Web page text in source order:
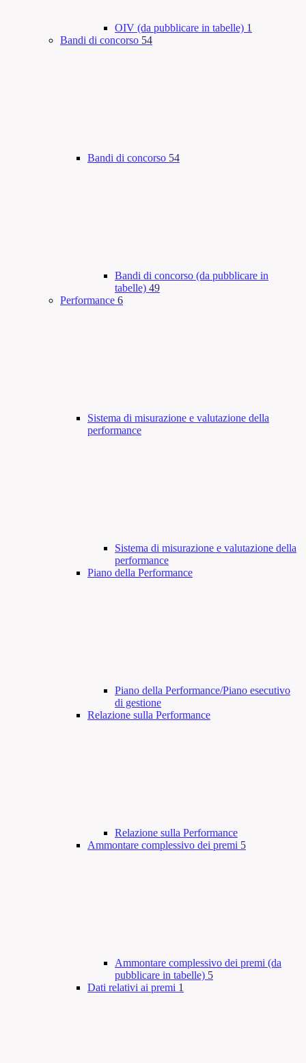
OIV (da pubblicare in tabelle) 1
Bandi di concorso 54
Bandi di concorso 54
Bandi di concorso (da pubblicare in
tabelle) 49
Performance 6
Sistema di misurazione e valutazione della
performance
Sistema di misurazione e valutazione della
performance
Piano della Performance
Piano della Performance/Piano esecutivo
di gestione
Relazione sulla Performance
Relazione sulla Performance
Ammontare complessivo dei premi 5
Ammontare complessivo dei premi (da
pubblicare in tabelle) 5
Dati relativi ai premi 1